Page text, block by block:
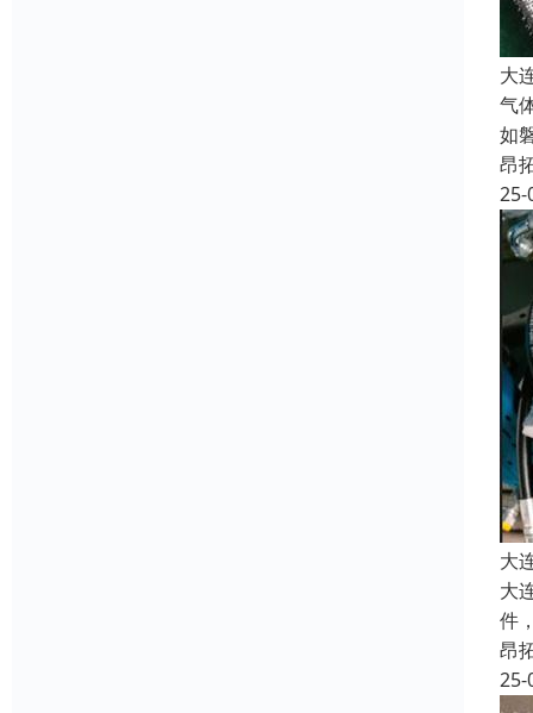
大
气
如
昂
25-
大
大
件
昂
25-